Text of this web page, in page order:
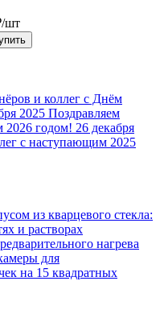
шт
и коллег с Днём
2025 Поздравляем
2026 годом! 26 декабря
с наступающим 2025
из кварцевого стекла:
и растворах
нагрева
для
на 15 квадратных